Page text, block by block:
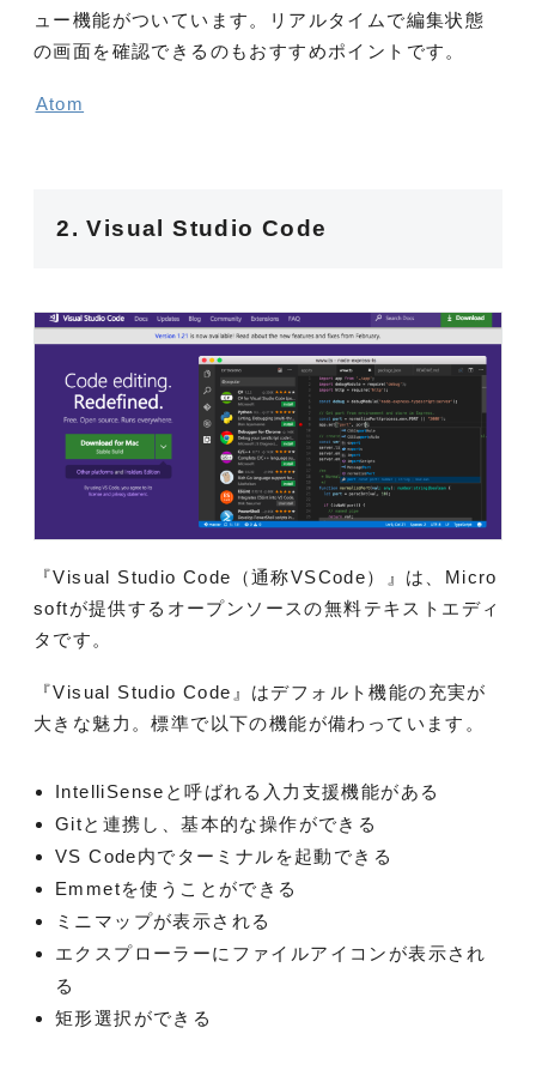
ュー機能がついています。リアルタイムで編集状態
の画面を確認できるのもおすすめポイントです。
Atom
2. Visual Studio Code
『Visual Studio Code（通称VSCode）』は、Micro
softが提供するオープンソースの無料テキストエディ
タです。
『Visual Studio Code』はデフォルト機能の充実が
大きな魅力。標準で以下の機能が備わっています。
IntelliSenseと呼ばれる入力支援機能がある
Gitと連携し、基本的な操作ができる
VS Code内でターミナルを起動できる
Emmetを使うことができる
ミニマップが表示される
エクスプローラーにファイルアイコンが表示され
る
矩形選択ができる